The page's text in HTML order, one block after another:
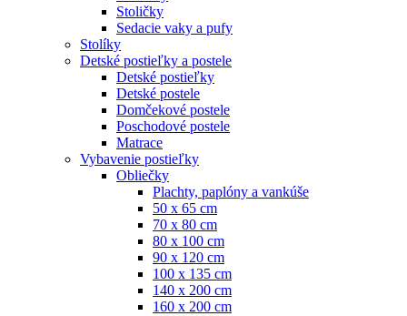
Stoličky
Sedacie vaky a pufy
Stolíky
Detské postieľky a postele
Detské postieľky
Detské postele
Domčekové postele
Poschodové postele
Matrace
Vybavenie postieľky
Obliečky
Plachty, paplóny a vankúše
50 x 65 cm
70 x 80 cm
80 x 100 cm
90 x 120 cm
100 x 135 cm
140 x 200 cm
160 x 200 cm